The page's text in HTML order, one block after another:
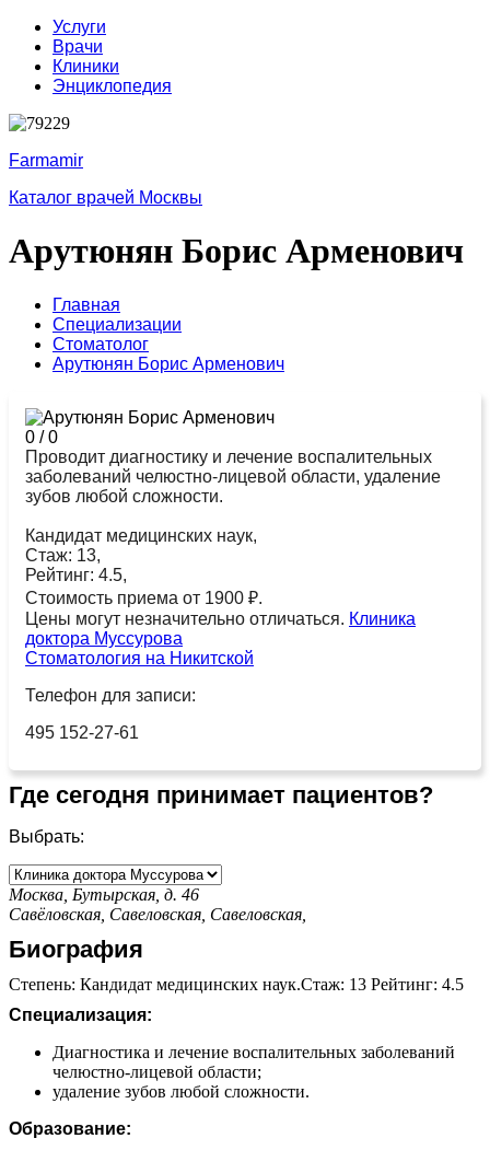
Услуги
Врачи
Клиники
Энциклопедия
Farmamir
Каталог врачей Москвы
Арутюнян Борис Арменович
Главная
Специализации
Стоматолог
Арутюнян Борис Арменович
0 /0
Проводит диагностику и лечение воспалительных
заболеваний челюстно-лицевой области, удаление
зубов любой сложности.
Кандидат медицинских наук,
Стаж: 13,
Рейтинг: 4.5,
Стоимость приема от 1900 ₽.
Цены могут незначительно отличаться. Клиника
доктора Муссурова
Стоматология на Никитской
Телефон для записи:
495 152-27-61
Где сегодня принимает пациентов?
Выбрать:
Москва, Бутырская, д. 46
Савёловская, Савеловская, Савеловская,
Биография
Степень: Кандидат медицинских наук.Стаж: 13 Рейтинг: 4.5
Специализация:
Диагностика и лечение воспалительных заболеваний
челюстно-лицевой области;
удаление зубов любой сложности.
Образование: